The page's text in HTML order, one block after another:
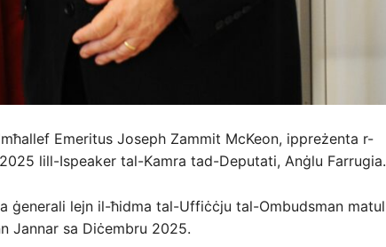
Emeritus Joseph Zammit McKeon, ippreżenta r-
lill-Ispeaker tal-Kamra tad-Deputati, Anġlu Farrugia.
ġenerali lejn il-ħidma tal-Uffiċċju tal-Ombudsman matul
Jannar sa Diċembru 2025.